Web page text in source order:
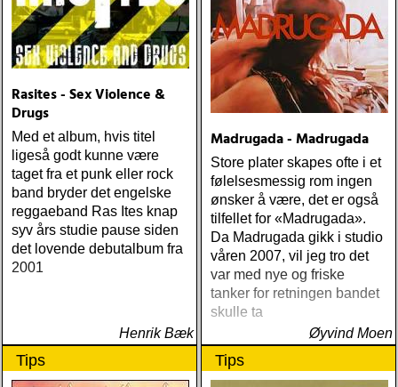
Rasites - Sex Violence &
Drugs
Med et album, hvis titel
ligeså godt kunne være
taget fra et punk eller rock
band bryder det engelske
reggaeband Ras Ites knap
syv års studie pause siden
det lovende debutalbum fra
2001
Henrik Bæk
Madrugada - Madrugada
Store plater skapes ofte i et
følelsesmessig rom ingen
ønsker å være, det er også
tilfellet for «Madrugada».
Da Madrugada gikk i studio
våren 2007, vil jeg tro det
var med nye og friske
tanker for retningen bandet
skulle ta
Øyvind Moen
Tips Tips